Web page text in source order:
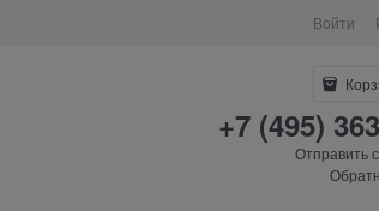
Войти
+7 (495)
Отправить